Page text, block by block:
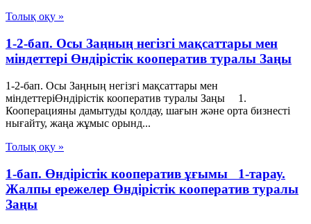
Толық оқу »
1-2-бап. Осы Заңның негізгі мақсаттары мен
міндеттері Өндiрiстiк кооператив туралы Заңы
1-2-бап. Осы Заңның негізгі мақсаттары мен
міндеттеріӨндiрiстiк кооператив туралы Заңы 1.
Кооперацияны дамытуды қолдау, шағын және орта бизнесті
нығайту, жаңа жұмыс орынд...
Толық оқу »
1-бап. Өндiрiстiк кооператив ұғымы 1-тарау.
Жалпы ережелер Өндiрiстiк кооператив туралы
Заңы